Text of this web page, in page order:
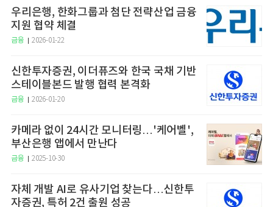
우리은행, 한화그룹과 첨단 전략산업 금융
지원 협약 체결
금융 2026-01-22
신한투자증권, 이더퓨즈와 한국 국채 기반
스테이블본드 발행 협력 본격화
금융 2026-01-20
카메라 없이 24시간 모니터링…'케어벨',
부산은행 앱에서 만난다
금융 2025-10-30
자체 개발 AI로 유사기업 찾는다…신한투
자증권, 특허 2건 출원 성공